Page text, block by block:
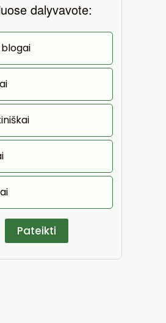
dalyvavote: